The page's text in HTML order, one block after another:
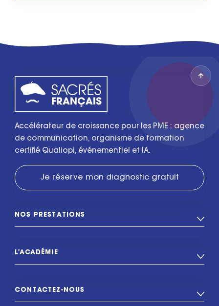
Accélérateur de croissance pour les PME : agence
de communication, organisme de formation
certifié Qualiopi, événementiel et IA.
Je réserve mon diagnostic gratuit
NOS PRESTATIONS
L'ACADÉMIE
CONTACTEZ-NOUS